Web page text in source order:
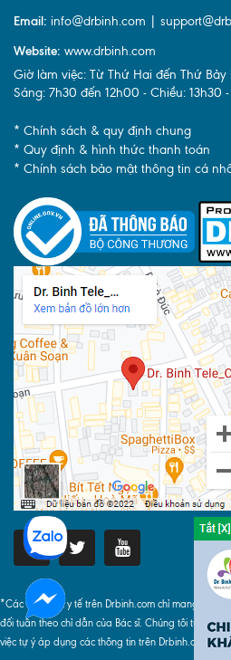
Email: info@drbinh.com |
Website: www.drbinh.com
Giờ làm việc: Từ Thứ Hai đến Thứ
Sáng: 7h30 đến 12h00 - Chiều: 13h30
* Chính sách & quy định chung
* Quy định & hình thức thanh toán
* Chính sách bảo mật thông tin cá
*Các thông tin y tế trên Drbinh.com chỉ mang tính
đối tuân theo chỉ dẫn của Bác sĩ. Chúng tôi tuyệt
việc tự ý áp dụng các thông tin trên Drbinh.com